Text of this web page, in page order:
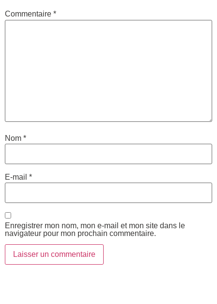
Commentaire *
Nom *
E-mail *
Enregistrer mon nom, mon e-mail et mon site dans le
navigateur pour mon prochain commentaire.